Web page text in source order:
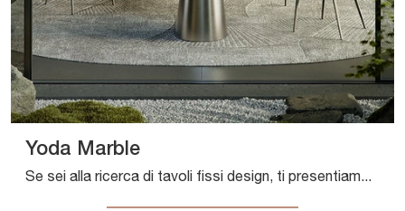
Yoda Marble
Se sei alla ricerca di tavoli fissi design, ti presentiamo il modello da pranzo in marmo Yoda Marble del marchio Cattelan Italia.